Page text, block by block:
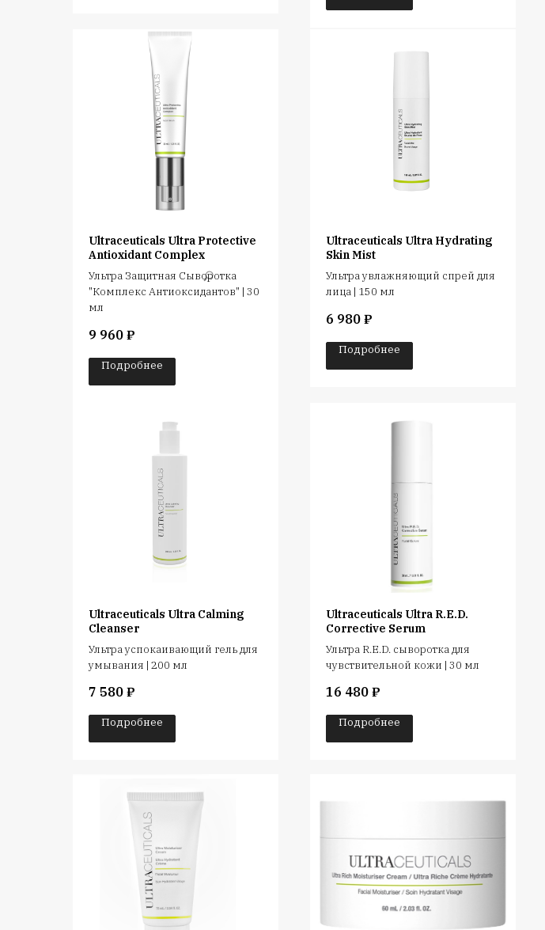
Ultraceuticals Ultra Protective
Antioxidant Complex
Ультра Защитная Сыворотка
"Комплекс Антиоксидантов" | 30
мл
9 960 ₽
Подробнее
Ultraceuticals Ultra Hydrating
Skin Mist
Ультра увлажняющий спрей для
лица | 150 мл
6 980 ₽
Подробнее
Ultraceuticals Ultra Calming
Cleanser
Ультра успокаивающий гель для
умывания | 200 мл
7 580 ₽
Подробнее
Ultraceuticals Ultra R.E.D.
Corrective Serum
Ультра R.E.D. сыворотка для
чувствительной кожи | 30 мл
16 480 ₽
Подробнее